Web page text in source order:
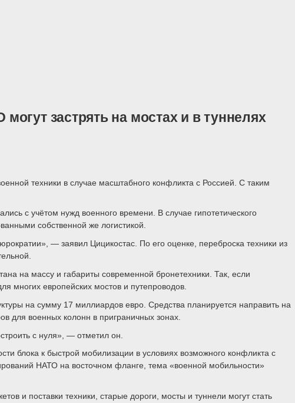
застрять на мостах и в туннелях
техники в случае масштабного конфликта с Россией. С таким
с учётом нужд военного времени. В случае гипотетического
собственной же логистикой.
— заявил Цицикостас. По его оценке, переброска техники из
на массу и габариты современной бронетехники. Так, если
многих европейских мостов и путепроводов.
на сумму 17 миллиардов евро. Средства планируется направить на
для военных колонн в приграничных зонах.
с нуля», — отметил он.
блока к быстрой мобилизации в условиях возможного конфликта с
НАТО на восточном фланге, тема «военной мобильности»
и поставки техники, старые дороги, мосты и туннели могут стать